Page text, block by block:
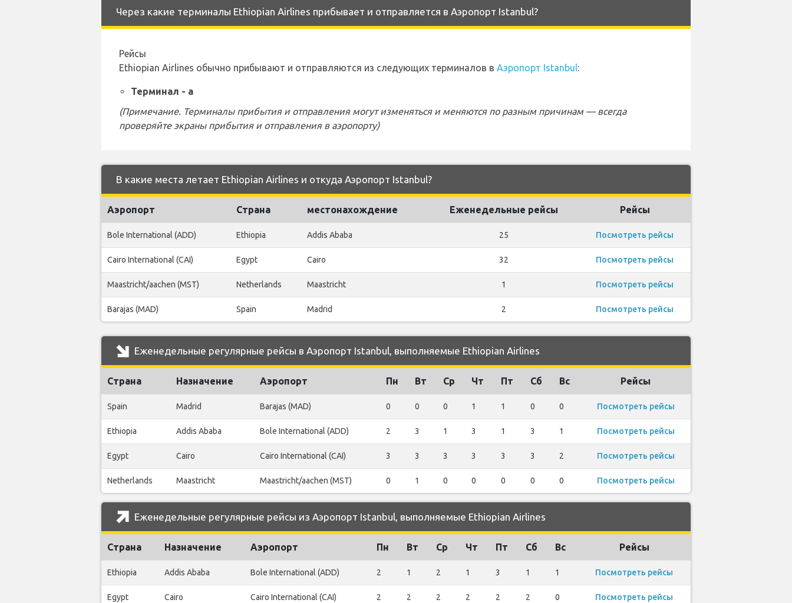
Через какие терминалы Ethiopian Airlines прибывает и отправляется в Аэропорт Istanbul?
Рейсы
Ethiopian Airlines обычно прибывают и отправляются из следующих терминалов в Аэропорт Istanbul:
Терминал - a
(Примечание. Терминалы прибытия и отправления могут изменяться и меняются по разным причинам — всегда
проверяйте экраны прибытия и отправления в аэропорту)
В какие места летает Ethiopian Airlines и откуда Аэропорт Istanbul?
Аэропорт Страна местонахождение Еженедельные рейсы Рейсы
Bole International (ADD) Ethiopia Addis Ababa 25 Посмотреть рейсы
Cairo International (CAI) Egypt Cairo 32 Посмотреть рейсы
Maastricht/aachen (MST) Netherlands Maastricht 1 Посмотреть рейсы
Barajas (MAD) Spain Madrid 2 Посмотреть рейсы
Еженедельные регулярные рейсы в Аэропорт Istanbul, выполняемые Ethiopian Airlines
Страна Назначение Аэропорт Пн Вт Ср Чт Пт Сб Вс Рейсы
Spain Madrid Barajas (MAD) 0 0 0 1 1 0 0 Посмотреть рейсы
Ethiopia Addis Ababa Bole International (ADD) 2 3 1 3 1 3 1 Посмотреть рейсы
Egypt Cairo Cairo International (CAI) 3 3 3 3 3 3 2 Посмотреть рейсы
Netherlands Maastricht Maastricht/aachen (MST) 0 1 0 0 0 0 0 Посмотреть рейсы
Еженедельные регулярные рейсы из Аэропорт Istanbul, выполняемые Ethiopian Airlines
Страна Назначение Аэропорт Пн Вт Ср Чт Пт Сб Вс Рейсы
Ethiopia Addis Ababa Bole International (ADD) 2 1 2 1 3 1 1 Посмотреть рейсы
Egypt Cairo Cairo International (CAI) 2 2 2 2 2 2 0 Посмотреть рейсы